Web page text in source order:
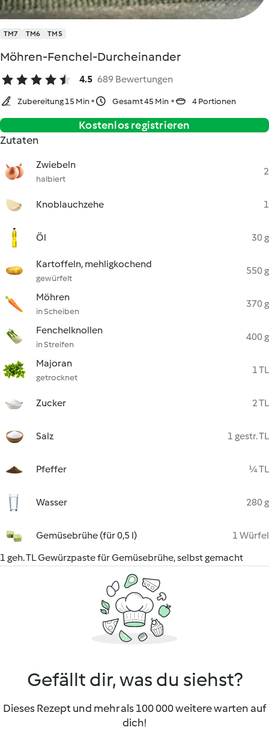
TM7 TM6 TM5
Möhren-Fenchel-Durcheinander
4.5 689 Bewertungen
Zubereitung 15 Min Gesamt 45 Min 4 Portionen
Kostenlos registrieren
Zutaten
Zwiebeln
halbiert
2
Knoblauchzehe 1
Öl 30 g
Kartoffeln, mehligkochend
gewürfelt
550 g
Möhren
in Scheiben
370 g
Fenchelknollen
in Streifen
400 g
Majoran
getrocknet
1 TL
Zucker 2 TL
Salz 1 gestr. TL
Pfeffer ¼ TL
Wasser 280 g
Gemüsebrühe (für 0,5 l)
1 Würfel
1 geh. TL Gewürzpaste für Gemüsebrühe, selbst gemacht
Gefällt dir, was du siehst?
Dieses Rezept und mehr als 100 000 weitere warten auf
dich!